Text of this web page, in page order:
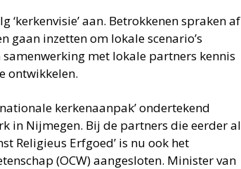
aan. Betrokkenen spraken af
gaan inzetten om lokale scenario’s
met lokale partners kennis
ontwikkelen.
kerkenaanpak’ ondertekend
in Nijmegen. Bij de partners die eerder al
Religieus Erfgoed’ is nu ook het
(OCW) aangesloten. Minister van